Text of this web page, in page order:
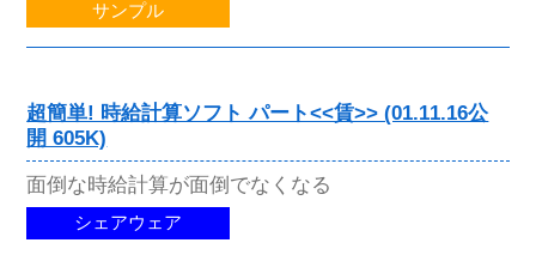
サンプル
超簡単! 時給計算ソフト パート<<賃>> (01.11.16公
開 605K)
面倒な時給計算が面倒でなくなる
シェアウェア